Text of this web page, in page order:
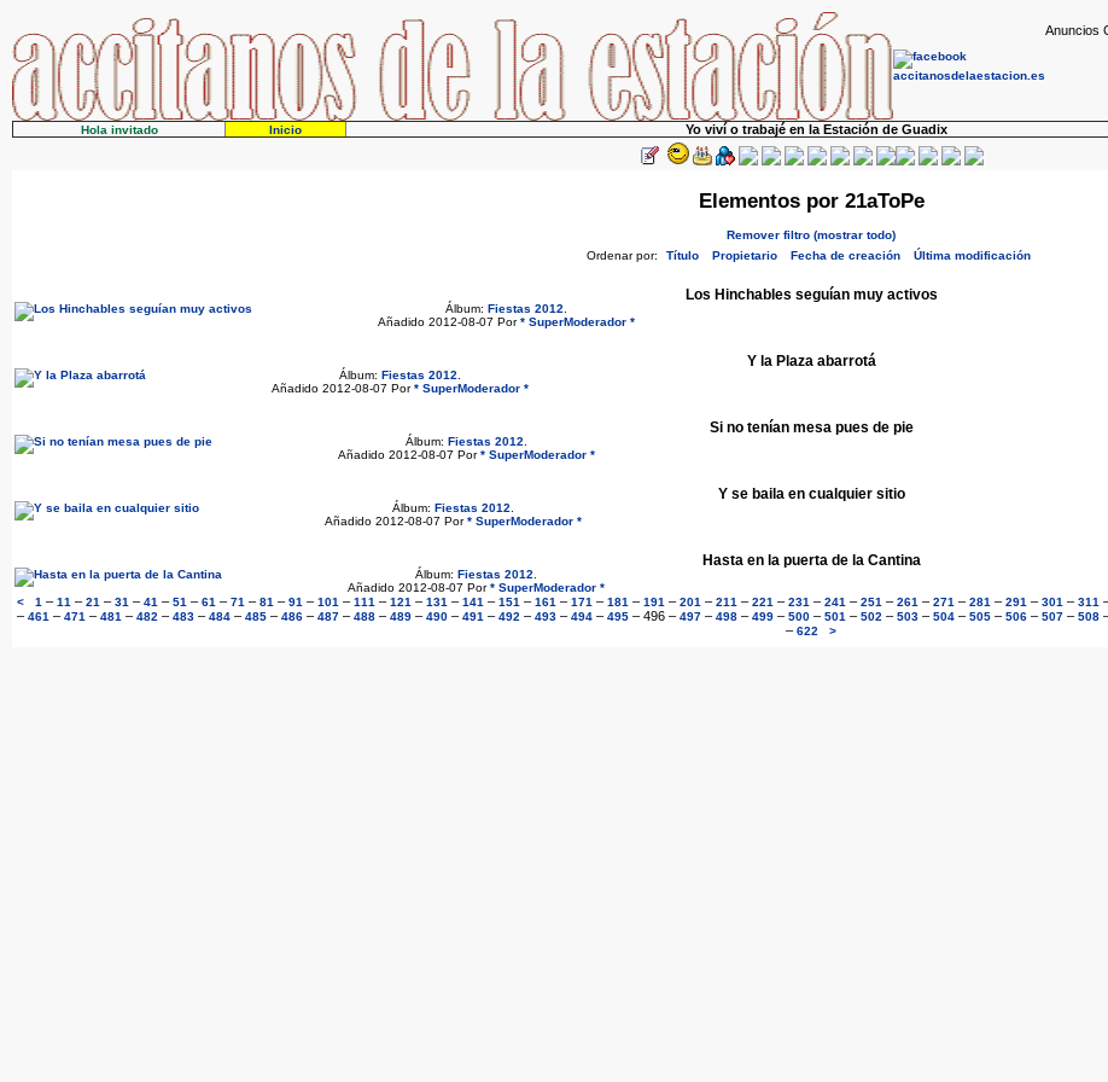
Anuncios
Hola invitado Inicio Yo viví o trabajé en la Estación de Guadix
Elementos por 21aToPe
Remover filtro (mostrar todo)
Ordenar por:
Título Propietario Fecha de creación Última modificación
Los Hinchables seguían muy activos
Álbum: Fiestas 2012
Añadido 2012-08-07 Por* SuperModerador *
Y la Plaza abarrotá
Álbum: Fiestas 2012
Añadido 2012-08-07 Por* SuperModerador *
Si no tenían mesa pues de pie
Álbum: Fiestas 2012
Añadido 2012-08-07 Por* SuperModerador *
Y se baila en cualquier sitio
Álbum: Fiestas 2012
Añadido 2012-08-07 Por* SuperModerador *
Hasta en la puerta de la Cantina
Álbum: Fiestas 2012
Añadido 2012-08-07 Por* SuperModerador *
<
1 – 11 – 21 – 31 – 41 – 51 – 61 – 71 – 81 – 91 – 101 – 111 – 121 – 131 – 141 – 151 – 161 – 171 – 181 – 191 – 201 – 211 – 221 – 231 – 241 – 251 – 261 – 271 – 281 – 291 – 301 – 311
– 461 – 471 – 481 – 482 – 483– 484– 485– 486– 487– 488– 489– 490– 491 – 492 – 493– 494– 495– 496– 497– 498– 499– 500– 501 – 502 – 503– 504– 505– 506– 507– 508
– 622 >